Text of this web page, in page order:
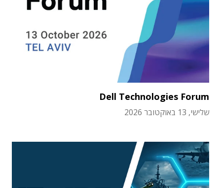
Dell Technologies Forum
שלישי, 13 באוקטובר 2026